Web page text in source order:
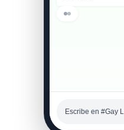
Escribe en #Gay